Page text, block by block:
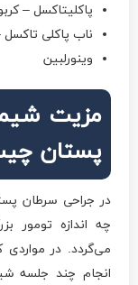
پاکلیتاکسل –
ناب پاکلی تاکسل
وینورلبین
مزیت
پستان
در جراحی سرطان
چه اندازه تومور
می‌گردد. در
انجام چند جلسه